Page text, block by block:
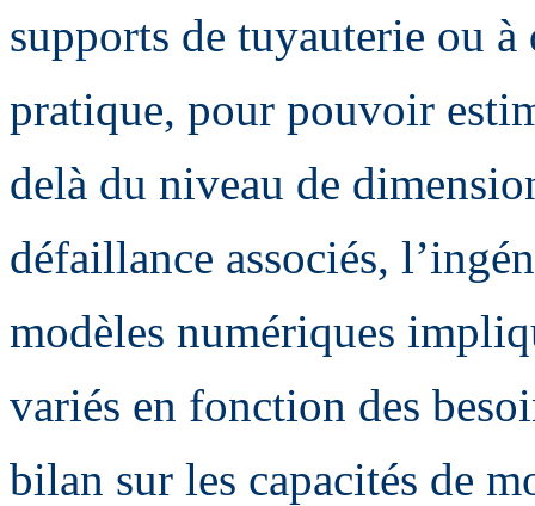
supports de tuyauterie ou
pratique, pour pouvoir
delà du niveau de
défaillance associés,
modèles numériques
variés en fonction des
bilan sur les capacités de